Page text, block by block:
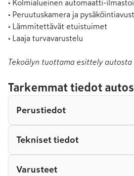
• Kolmialueinen automaatti-
• Peruutuskamera ja
• Lämmitettävät etuistuimet
• Laaja turvavarustelu
Tekoälyn tuottama esittely autosta
Tarkemmat tiedot
Perustiedot
Tekniset tiedot
Varusteet